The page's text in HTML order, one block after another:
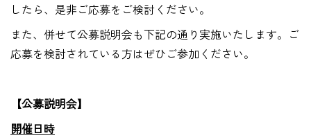
したら、是非ご応募をご検討ください。
また、併せて公募説明会も下記の通り実施いたします。ご
応募を検討されている方はぜひご参加ください。
【公募説明会】
開催日時